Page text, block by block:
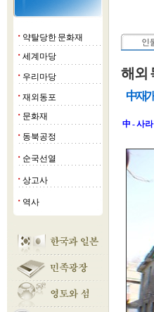
■ 약탈당한 문화재
■ 세계마당
■ 우리마당
■ 재외동포
■ 문화재
■ 동북공정
■ 순국선열
■ 상고사
■ 역사
해외
中 재
中 - 사